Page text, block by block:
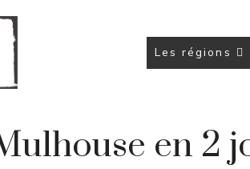
Les régions
en 2